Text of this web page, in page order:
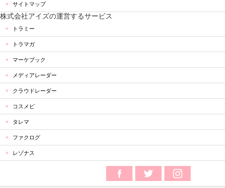
サイトマップ
株式会社アイズの運営するサービス
トラミー
トラマガ
マーケブック
メディアレーダー
クラウドレーダー
コスメビ
タレマ
ファクログ
レゾナス